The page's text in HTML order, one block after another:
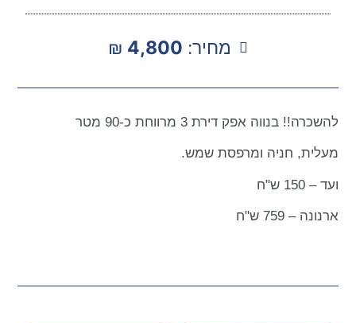
מחיר: 4,800
₪
להשכרה!! בנווה אפק דירת 3 מרווחת כ-90 מטר
מעלית, חניה ומרפסת שמש.
ועד – 150 ש"ח
ארנונה – 759 ש"ח